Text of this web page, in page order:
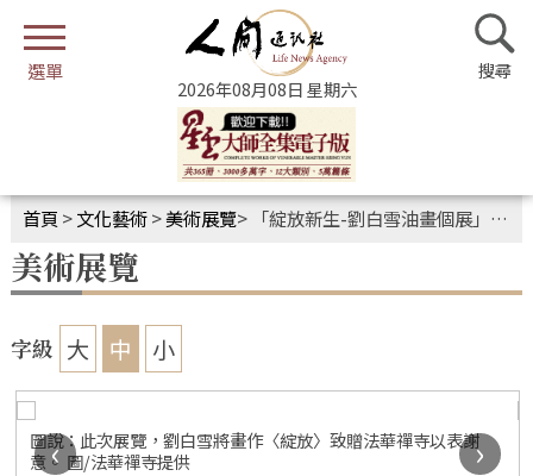
2026年08月08日 星期六
首頁 >文化藝術>美術展覽> 「綻放新生-劉白雪油畫個展」 佛光緣美術館巴黎館展出
美術展覽
字級 大 中 小
圖說：此次展覽，劉白雪將畫作〈綻放〉致贈法華禪寺以表謝
意。 圖/法華禪寺提供
‹ ›